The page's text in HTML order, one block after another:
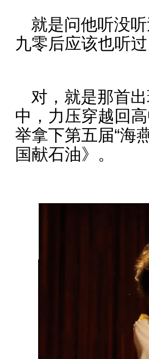
就是问他听没
九零后应该也听
对，就是那首
中，力压穿越回
举拿下第五届“海
国献石油》。